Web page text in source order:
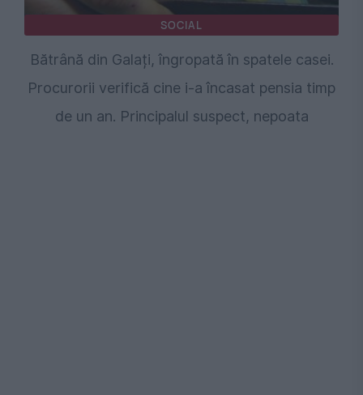
SOCIAL
Bătrână din Galați, îngropată în spatele casei.
Procurorii verifică cine i-a încasat pensia timp
de un an. Principalul suspect, nepoata